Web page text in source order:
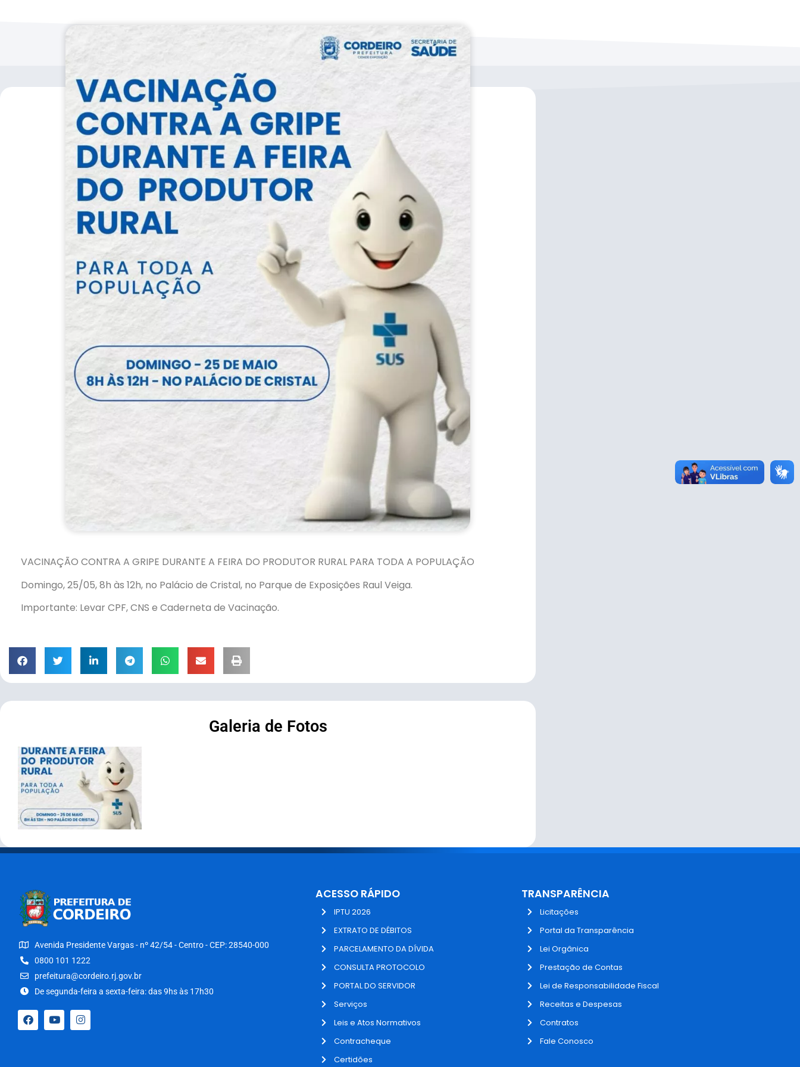
VACINAÇÃO CONTRA A GRIPE DURANTE A FEIRA DO PRODUTOR RURAL PARA TODA A POPULAÇÃO
Domingo, 25/05, 8h às 12h, no Palácio de Cristal, no Parque de Exposições Raul Veiga.
Importante: Levar CPF, CNS e Caderneta de Vacinação.
Galeria de Fotos
Avenida Presidente Vargas - nº 42/54 - Centro - CEP: 28540-000
0800 101 1222
prefeitura@cordeiro.rj.gov.br
De segunda-feira a sexta-feira: das 9hs às 17h30
ACESSO RÁPIDO
IPTU 2026
EXTRATO DE DÉBITOS
PARCELAMENTO DA DÍVIDA
CONSULTA PROTOCOLO
PORTAL DO SERVIDOR
Serviços
Leis e Atos Normativos
Contracheque
Certidões
TRANSPARÊNCIA
Licitações
Portal da Transparência
Lei Orgânica
Prestação de Contas
Lei de Responsabilidade Fiscal
Receitas e Despesas
Contratos
Fale Conosco